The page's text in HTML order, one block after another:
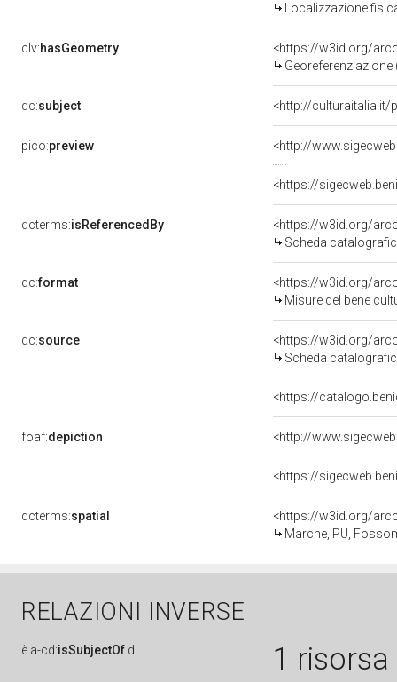
Localizzazione
clv:hasGeometry
<https://w3id.org/
dc:subject <http://culturaitalia.it/
pico:preview <http://
<https://
dcterms:isReferencedBy
<https://w3id.org/
Scheda
dc:format
<https://w3id.org/
Misure del bene
dc:source
<https://w3id.org/
Scheda
<https://
foaf:depiction <http://
<https://
dcterms:spatial
<https://w3id.org/
Marche, PU,
RELAZIONI INVERSE
è a-cd:isSubjectOf di 1 risorsa